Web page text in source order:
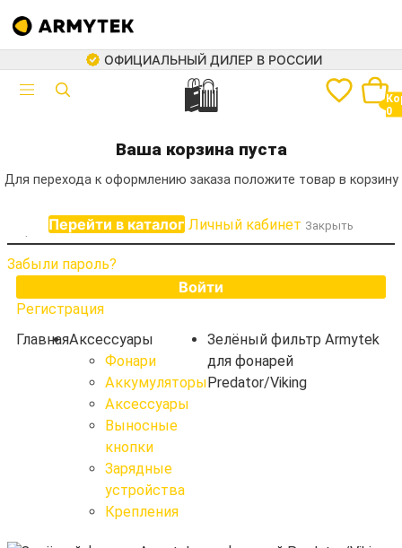
+7 (499) 460-05-73
0
Каталог
Фонари
Зарядные устройства
Крепления
Выносные кнопки
ОФИЦИАЛЬНЫЙ ДИЛЕР В РОССИИ
🛍
Ваша корзина пуста
Для перехода к оформлению заказа положите товар в корзину
Перейти в каталог Личный кабинет Закрыть
Авторизация
Забыли пароль?
Войти
Регистрация
ГлавнаяАксессуары
Фонари
Аккумуляторы
Аксессуары
Выносные
кнопки
Зарядные
устройства
Крепления
Зелёный фильтр Armytek
для фонарей
Predator/Viking